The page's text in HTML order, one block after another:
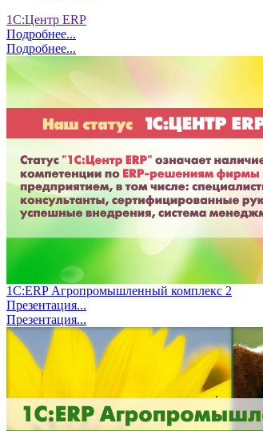
1С:Центр ERP
Подробнее...
Подробнее...
1С:ERP Агропромышленный комплекс 2
Презентация...
Презентация...